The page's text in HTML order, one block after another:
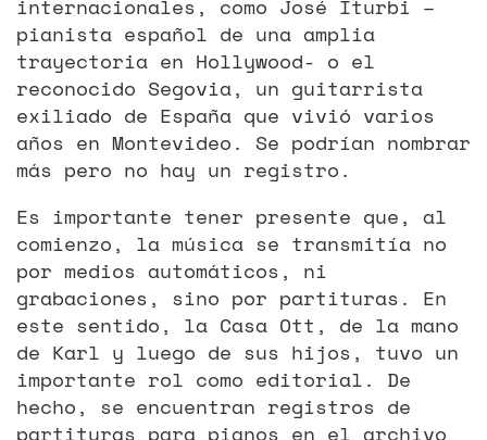
internacionales, como José Iturbi –
pianista español de una amplia
trayectoria en Hollywood- o el
reconocido Segovia, un guitarrista
exiliado de España que vivió varios
años en Montevideo. Se podrían nombrar
más pero no hay un registro.
Es importante tener presente que, al
comienzo, la música se transmitía no
por medios automáticos, ni
grabaciones, sino por partituras. En
este sentido, la Casa Ott, de la mano
de Karl y luego de sus hijos, tuvo un
importante rol como editorial. De
hecho, se encuentran registros de
partituras para pianos en el archivo